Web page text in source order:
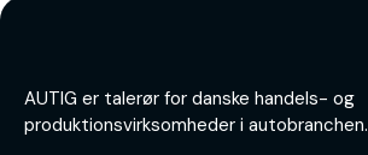
AUTIG er talerør for danske handels- og
produktionsvirksomheder i autobranchen.